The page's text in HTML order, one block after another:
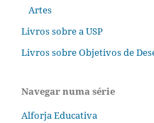
Artes
Livros sobre a USP
Livros sobre Objetivos de
Navegar numa série
Alforja Educativa